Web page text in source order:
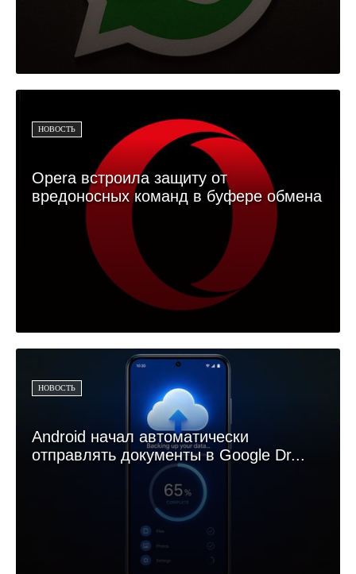
НОВОСТЬ
Opera встроила защиту от
вредоносных команд в буфере обмена
НОВОСТЬ
Android начал автоматически
отправлять документы в Google Dr...